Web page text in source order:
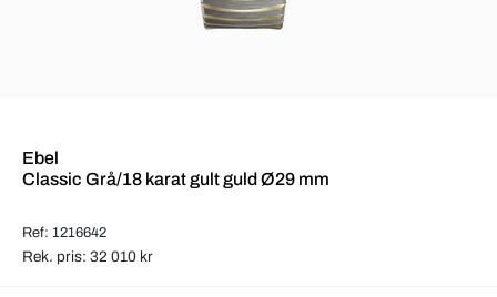
Ebel
Classic Grå/18 karat gult guld Ø29 mm
Ref: 1216642
Rek. pris: 32 010 kr